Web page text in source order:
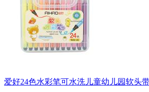
爱好24色水彩笔可水洗儿童幼儿园软头